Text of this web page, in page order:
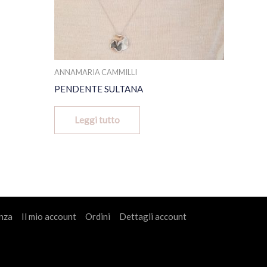
ANNAMARIA CAMMILLI
PENDENTE SULTANA
Leggi tutto
Il mio account Ordini Dettagli account